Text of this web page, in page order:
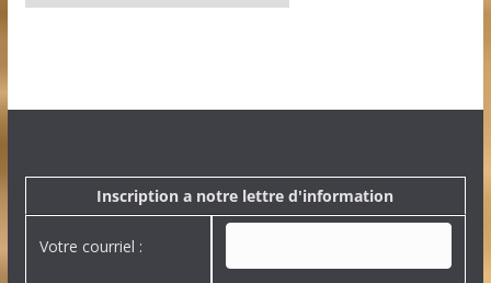
e
s
Inscription a notre lettre d'information
Votre courriel :